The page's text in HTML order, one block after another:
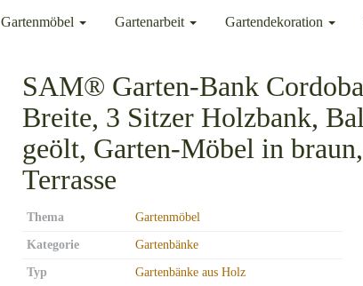
Gartenmöbel Gartenarbeit Gartendekoration
SAM® Garten-Bank
Breite, 3 Sitzer Holzbank,
geölt, Garten-Möbel in
Terrasse
Thema Gartenmöbel
Kategorie Gartenbänke
Typ Gartenbänke aus Holz